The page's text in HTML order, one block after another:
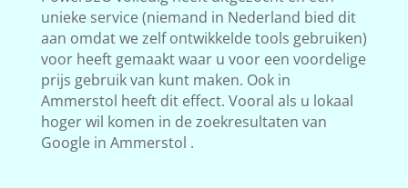
unieke service (niemand in Nederland bied dit
aan omdat we zelf ontwikkelde tools gebruiken)
voor heeft gemaakt waar u voor een voordelige
prijs gebruik van kunt maken. Ook in
Ammerstol heeft dit effect. Vooral als u lokaal
hoger wil komen in de zoekresultaten van
Google in Ammerstol .